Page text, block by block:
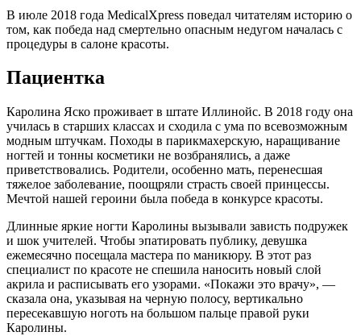
В июле 2018 года MedicalXpress поведал читателям историю о
том, как победа над смертельно опасным недугом началась с
процедуры в салоне красоты.
Пациентка
Каролина Яско проживает в штате Иллинойс. В 2018 году она
училась в старших классах и сходила с ума по всевозможным
модным штучкам. Походы в парикмахерскую, наращивание
ногтей и тонны косметики не возбранялись, а даже
приветствовались. Родители, особенно мать, перенесшая
тяжелое заболевание, поощряли страсть своей принцессы.
Мечтой нашей героини была победа в конкурсе красоты.
Длинные яркие ногти Каролины вызывали зависть подружек
и шок учителей. Чтобы эпатировать публику, девушка
ежемесячно посещала мастера по маникюру. В этот раз
специалист по красоте не спешила наносить новый слой
акрила и расписывать его узорами. «Покажи это врачу», —
сказала она, указывая на черную полосу, вертикально
пересекавшую ноготь на большом пальце правой руки
Каролины.